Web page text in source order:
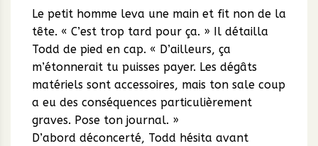
Le petit homme leva une main et fit non de la
tête. « C’est trop tard pour ça. » Il détailla
Todd de pied en cap. « D’ailleurs, ça
m’étonnerait tu puisses payer. Les dégâts
matériels sont accessoires, mais ton sale coup
a eu des conséquences particulièrement
graves. Pose ton journal. »
D’abord déconcerté, Todd hésita avant